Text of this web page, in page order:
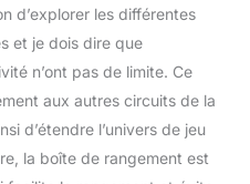
encourage la
réflexion et
pour résoudre des
problèmes ​boostez
l’action looping du
coffret looping en
d’explorer les différentes
et je dois dire que
n’ont pas de limite. Ce
aux autres circuits de la
d’étendre l’univers de jeu
la boîte de rangement est